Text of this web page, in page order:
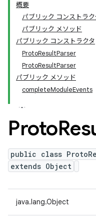
概要
パブリック コンストラク
パブリック メソッド
パブリック コンストラクタ
ProtoResultParser
ProtoResultParser
パブリック メソッド
completeModuleEvents
Proto
public class
extends Object
java.lang.Object